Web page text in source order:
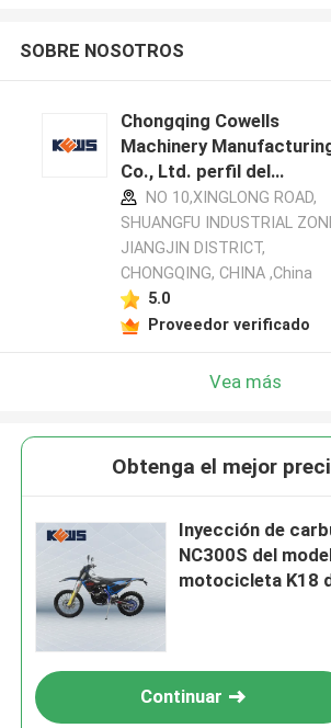
SOBRE NOSOTROS
Chongqing Cowells
Machinery
Co., Ltd. perfil del
fabricante
NO 10,XINGLONG ROAD,
SHUANGFU INDUSTRIAL
JIANGJIN DISTRICT,
CHONGQING, CHINA ,China
5.0
Proveedor verificado
Vea más
Obtenga el mejor
Inyección de
NC300S del
motocicleta K18
Continuar